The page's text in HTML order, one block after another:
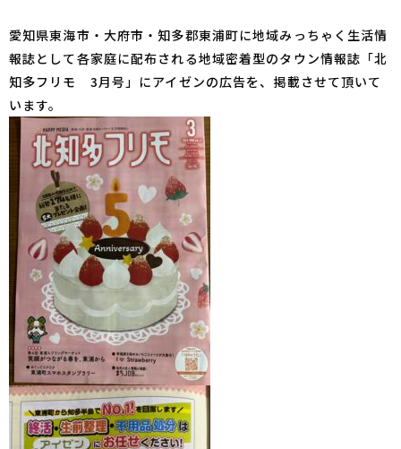
愛知県東海市・大府市・知多郡東浦町に地域みっちゃく生活情
報誌として各家庭に配布される地域密着型のタウン情報誌「北
知多フリモ 3月号」にアイゼンの広告を、掲載させて頂いて
います。